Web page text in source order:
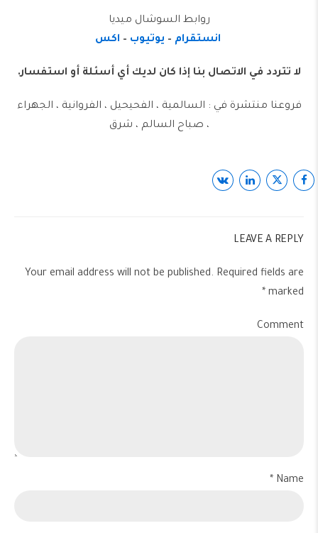
روابط السوشال ميديا
انستقرام – يوتيوب – اكس
لا تتردد في الاتصال بنا إذا كان لديك أي أسئلة أو استفسار.
‏‎‏‎فروعنا منتشرة في : السالمية ، الفحيحيل ، الفروانية ، الجهراء
، صباح السالم ، شرق
LEAVE A REPLY
Your email address will not be published. Required fields are
marked *
Comment
Name *